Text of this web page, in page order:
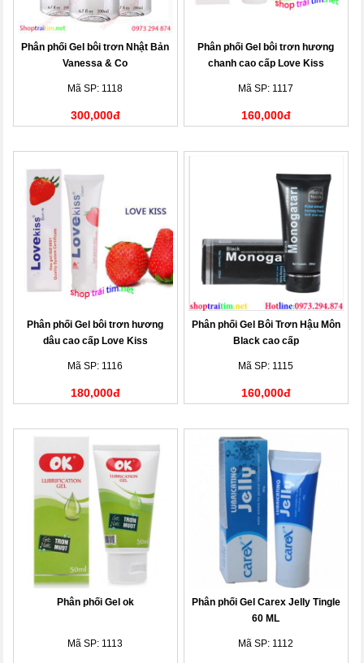
Phân phối Gel bôi trơn Nhật Bản
Vanessa & Co
Mã SP: 1118
300,000đ
Phân phối Gel bôi trơn hương
chanh cao cấp Love Kiss
Mã SP: 1117
160,000đ
Phân phối Gel bôi trơn hương
dâu cao cấp Love Kiss
Mã SP: 1116
180,000đ
Phân phối Gel Bôi Trơn Hậu Môn
Black cao cấp
Mã SP: 1115
160,000đ
Phân phối Gel ok
Mã SP: 1113
Phân phối Gel Carex Jelly Tingle
60 ML
Mã SP: 1112